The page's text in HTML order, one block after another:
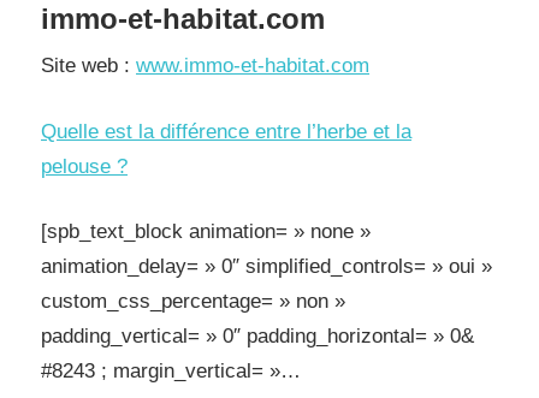
immo-et-habitat.com
Site web : www.immo-et-habitat.com
Quelle est la différence entre l’herbe et la
pelouse ?
[spb_text_block animation= » none »
animation_delay= » 0″ simplified_controls= » oui »
custom_css_percentage= » non »
padding_vertical= » 0″ padding_horizontal= » 0&
#8243 ; margin_vertical= »…